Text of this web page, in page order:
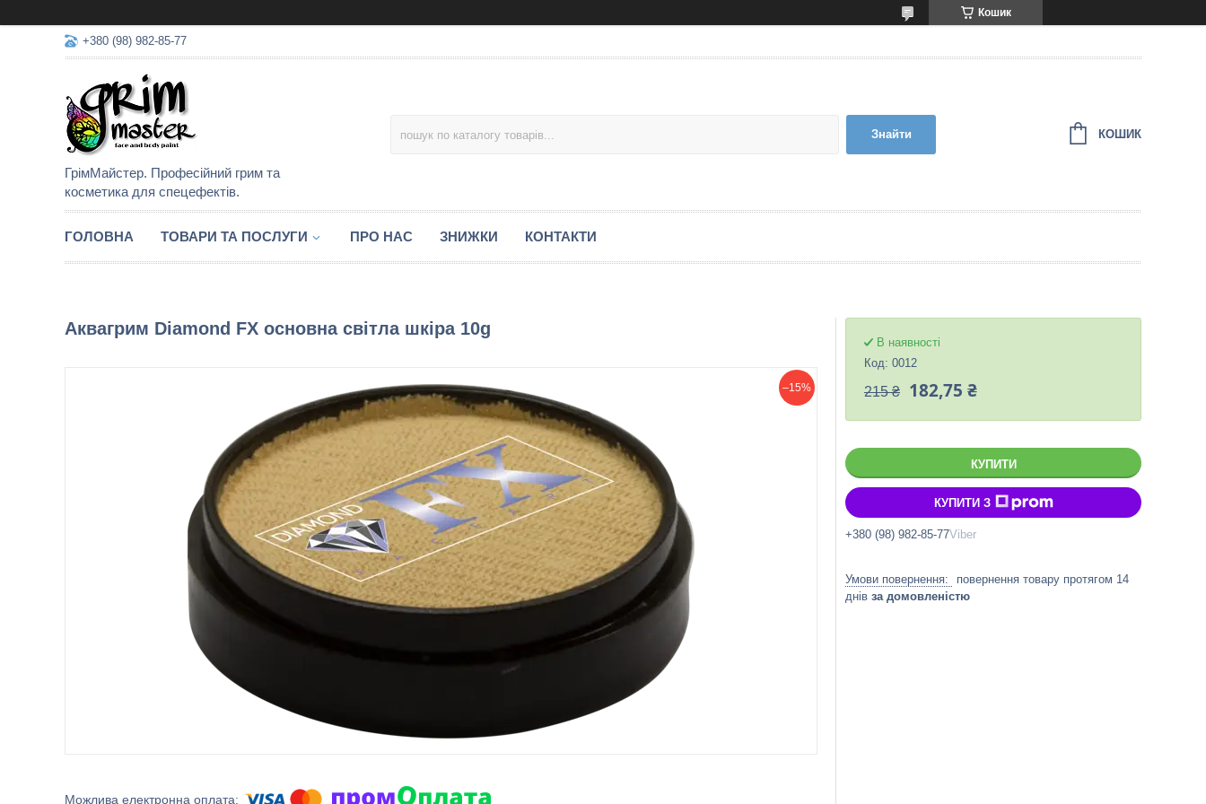
Кошик
+380 (98) 982-85-77
ГрімМайстер. Професійний грим та
косметика для спецефектів.
Знайти КОШИК
ГОЛОВНА ТОВАРИ ТА ПОСЛУГИ ПРО НАС ЗНИЖКИ КОНТАКТИ
Аквагрим Diamond FX основна світла шкіра 10g
–15%
В наявності
Код: 0012
215 ₴ 182,75 ₴
КУПИТИ
КУПИТИ З
+380 (98) 982-85-77Viber
повернення товару протягом 14
днів за домовленістю